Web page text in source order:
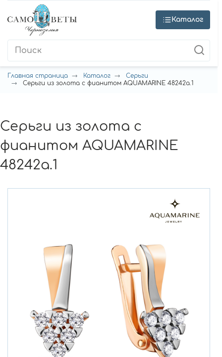
Каталог
Главная страница Каталог
Серьги
Серьги из золота с фианитом AQUAMARINE 48242а.1
Серьги из золота с
фианитом AQUAMARINE
48242а.1